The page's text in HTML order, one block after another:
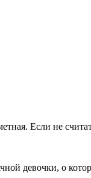
Если не
девочки, о